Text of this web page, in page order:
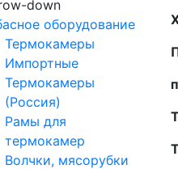
оборудование
Термокамеры
Импортные
Термокамеры
(Россия)
Рамы для
термокамер
Волчки, мясорубки